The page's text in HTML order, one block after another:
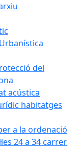
del
acústica
habitatges
a la ordenació
24 a 34 carrer